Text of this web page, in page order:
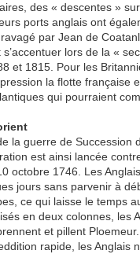
des « descentes »
ports anglais ont
par Jean de
lors de la «
et 1815. Pour les
la flotte française
qui pourraient
la guerre de Succession
est ainsi lancée
octobre 1746. Les
jours sans parvenir à
ce qui laisse le temps
en deux colonnes, les
et pillent Ploemeur.
rapide, les Anglais